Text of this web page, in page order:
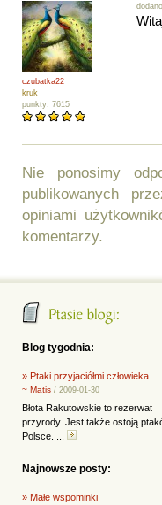
czubatka22
kruk
punkty: 7615
Nie ponosimy
publikowanych
opiniami
komentarzy.
Blog tygodnia:
» Ptaki przyjaciółmi człowieka.
~ Matis / 2009-01-30
Błota Rakutowskie to rezerwat
przyrody. Jest także ostoją
Polsce. ...
Najnowsze posty:
» Małe wspominki